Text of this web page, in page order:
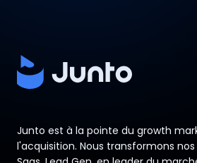
Junto est à la pointe du growth
l'acquisition. Nous transformons